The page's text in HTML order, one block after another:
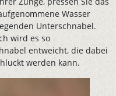
Wasser
Unterschnabel.
wird es so
entweicht, die dabei
werden kann.